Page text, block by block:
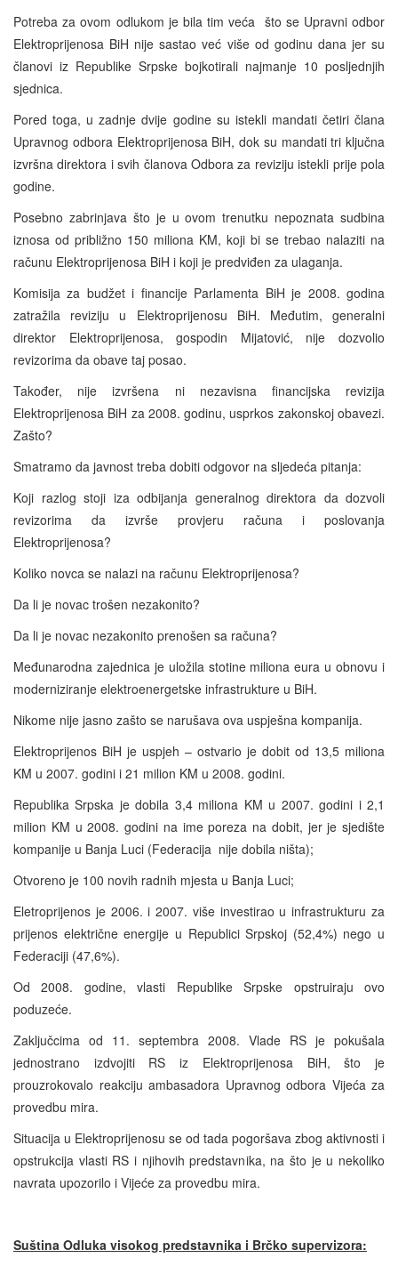
Potreba za ovom odlukom je bila tim veća što se Upravni odbor
Elektroprijenosa BiH nije sastao već više od godinu dana jer su
članovi iz Republike Srpske bojkotirali najmanje 10 posljednjih
sjednica.
Pored toga, u zadnje dvije godine su istekli mandati četiri člana
Upravnog odbora Elektroprijenosa BiH, dok su mandati tri ključna
izvršna direktora i svih članova Odbora za reviziju istekli prije pola
godine.
Posebno zabrinjava što je u ovom trenutku nepoznata sudbina
iznosa od približno 150 miliona KM, koji bi se trebao nalaziti na
računu Elektroprijenosa BiH i koji je predviđen za ulaganja.
Komisija za budžet i financije Parlamenta BiH je 2008. godina
zatražila reviziju u Elektroprijenosu BiH. Međutim, generalni
direktor Elektroprijenosa, gospodin Mijatović, nije dozvolio
revizorima da obave taj posao.
Također, nije izvršena ni nezavisna financijska revizija
Elektroprijenosa BiH za 2008. godinu, usprkos zakonskoj obavezi.
Zašto?
Smatramo da javnost treba dobiti odgovor na sljedeća pitanja:
Koji razlog stoji iza odbijanja generalnog direktora da dozvoli
revizorima da izvrše provjeru računa i poslovanja
Elektroprijenosa?
Koliko novca se nalazi na računu Elektroprijenosa?
Da li je novac trošen nezakonito?
Da li je novac nezakonito prenošen sa računa?
Međunarodna zajednica je uložila stotine miliona eura u obnovu i
moderniziranje elektroenergetske infrastrukture u BiH.
Nikome nije jasno zašto se narušava ova uspješna kompanija.
Elektroprijenos BiH je uspjeh – ostvario je dobit od 13,5 miliona
KM u 2007. godini i 21 milion KM u 2008. godini.
Republika Srpska je dobila 3,4 miliona KM u 2007. godini i 2,1
milion KM u 2008. godini na ime poreza na dobit, jer je sjedište
kompanije u Banja Luci (Federacija nije dobila ništa);
Otvoreno je 100 novih radnih mjesta u Banja Luci;
Eletroprijenos je 2006. i 2007. više investirao u infrastrukturu za
prijenos električne energije u Republici Srpskoj (52,4%) nego u
Federaciji (47,6%).
Od 2008. godine, vlasti Republike Srpske opstruiraju ovo
poduzeće.
Zaključcima od 11. septembra 2008. Vlade RS je pokušala
jednostrano izdvojiti RS iz Elektroprijenosa BiH, što je
prouzrokovalo reakciju ambasadora Upravnog odbora Vijeća za
provedbu mira.
Situacija u Elektroprijenosu se od tada pogoršava zbog aktivnosti i
opstrukcija vlasti RS i njihovih predstavnika, na što je u nekoliko
navrata upozorilo i Vijeće za provedbu mira.
Suština Odluka visokog predstavnika i Brčko supervizora: